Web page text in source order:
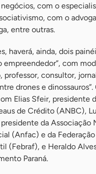
com o
com o
entre outras.
haverá, ainda, dois
empreendedor”, com
professor, consultor,
drones e
Elias Sfeir, presidente
de Crédito (ANBC),
da Associação
(Anfac) e da
(Febraf), e Heraldo
Paraná.